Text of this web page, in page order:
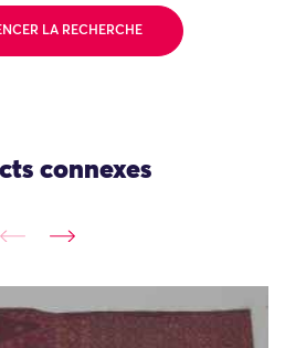
LA RECHERCHE
connexes